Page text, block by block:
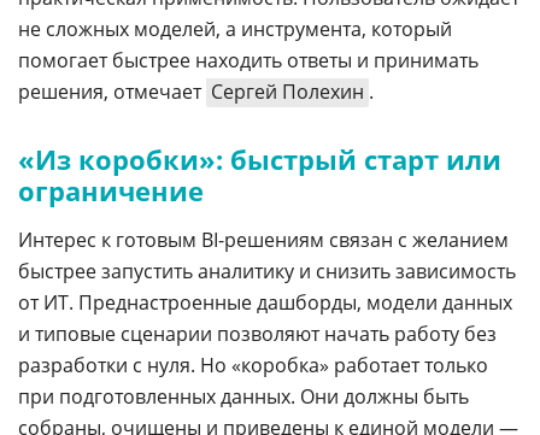
не сложных моделей, а инструмента, который
помогает быстрее находить ответы и принимать
решения, отмечает Сергей Полехин .
«Из коробки»: быстрый старт или
ограничение
Интерес к готовым BI-решениям связан с желанием
быстрее запустить аналитику и снизить зависимость
от ИТ. Преднастроенные дашборды, модели данных
и типовые сценарии позволяют начать работу без
разработки с нуля. Но «коробка» работает только
при подготовленных данных. Они должны быть
собраны, очищены и приведены к единой модели —